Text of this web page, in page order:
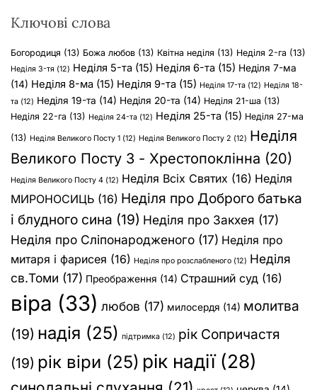
Ключові слова
Богородиця (13) Божа любов (13) Квітна неділя (13) Неділя 2-га (13)
Неділя 3-тя (12) Неділя 5-та (15) Неділя 6-та (15) Неділя 7-ма
(14) Неділя 8-ма (15) Неділя 9-та (15) Неділя 17-та (12) Неділя 18-
та (12) Неділя 19-та (14) Неділя 20-та (14) Неділя 21-ша (13)
Неділя 22-га (13) Неділя 24-та (12) Неділя 25-та (15) Неділя 27-ма
(13) Неділя Великого Посту 1 (12) Неділя Великого Посту 2 (12) Неділя
Великого Посту 3 - Хрестопоклінна (20)
Неділя Великого Посту 4 (12) Неділя Всіх Святих (16) Неділя
МИРОНОСИЦЬ (16) Неділя про Доброго батька
і блудного сина (19) Неділя про Закхея (17)
Неділя про Сліпонародженого (17) Неділя про
митаря і фарисея (16) Неділя про розслабленого (12) Неділя
св.Томи (17) Преображення (14) Страшний суд (16)
віра (33) любов (17) милосердя (14) молитва
(19) надія (25) підтримка (12) рік Сопричастя
(19) рік віри (25) рік надії(28)